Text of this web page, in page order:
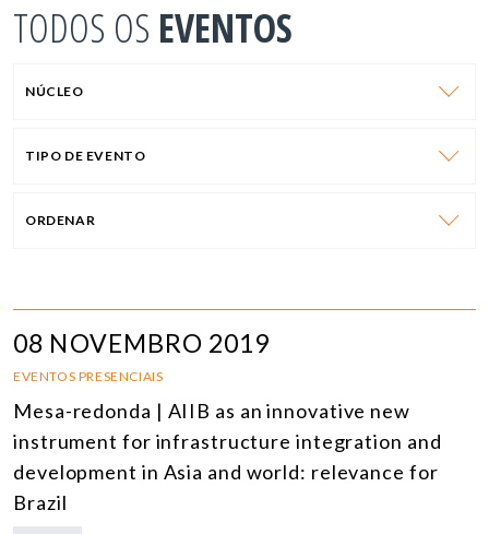
TODOS OS EVENTOS
NÚCLEO
TIPO DE EVENTO
ORDENAR
08 NOVEMBRO 2019
EVENTOS PRESENCIAIS
Mesa-redonda | AIIB as an innovative new
instrument for infrastructure integration and
development in Asia and world: relevance for
Brazil